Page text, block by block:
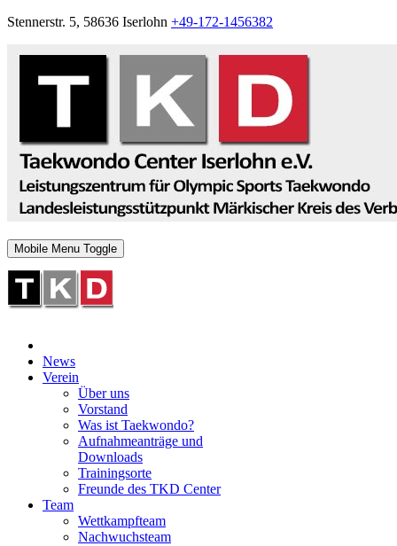
Stennerstr. 5, 58636 Iserlohn +49-172-1456382
Mobile Menu Toggle
News
Verein
Über uns
Vorstand
Was ist Taekwondo?
Aufnahmeanträge und
Downloads
Trainingsorte
Freunde des TKD Center
Team
Wettkampfteam
Nachwuchsteam